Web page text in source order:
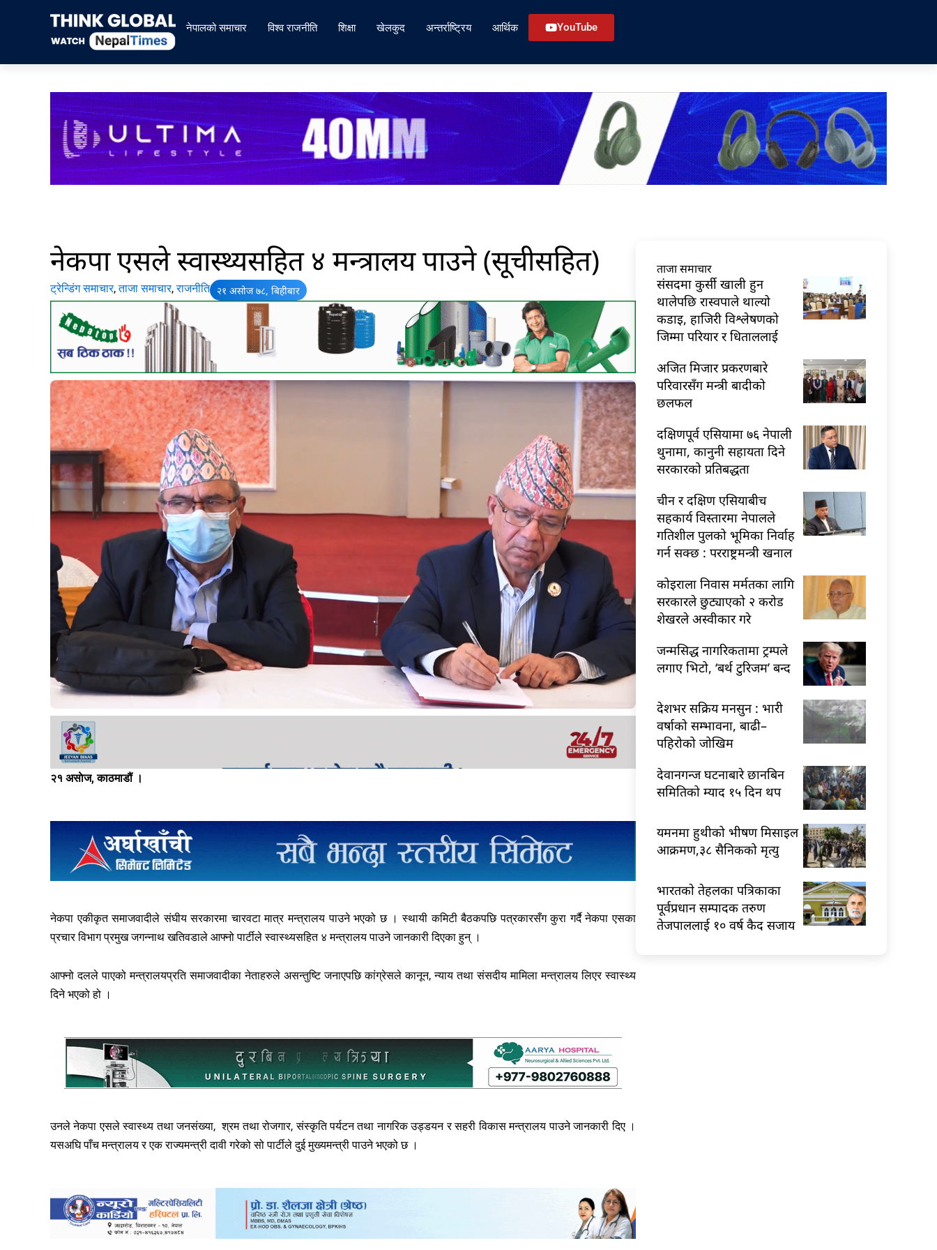
नेपालको समाचार विश्व राजनीति शिक्षा खेलकुद अन्तर्राष्ट्रिय आर्थिक YouTube
नेकपा एसले स्वास्थ्यसहित ४ मन्त्रालय पाउने (सूचीसहित)
ट्रेन्डिंग समाचार,ताजा समाचार,राजनीति २१ असोज ७८, बिहीबार
२१ असाेज, काठमाडौं ।
नेकपा एकीकृत समाजवादीले संघीय सरकारमा चारवटा मात्र मन्त्रालय पाउने भएको छ । स्थायी कमिटी बैठकपछि पत्रकारसँग कुरा गर्दै नेकपा एसका
प्रचार विभाग प्रमुख जगन्नाथ खतिवडाले आफ्नो पार्टीले स्वास्थ्यसहित ४ मन्त्रालय पाउने जानकारी दिएका हुन् ।
आफ्नो दलले पाएको मन्त्रालयप्रति समाजवादीका नेताहरुले असन्तुष्टि जनाएपछि कांग्रेसले कानून, न्याय तथा संसदीय मामिला मन्त्रालय लिएर स्वास्थ्य
दिने भएको हो ।
उनले नेकपा एसले स्वास्थ्य तथा जनसंख्या, श्रम तथा रोजगार, संस्कृति पर्यटन तथा नागरिक उड्डयन र सहरी विकास मन्त्रालय पाउने जानकारी दिए ।
यसअघि पाँच मन्त्रालय र एक राज्यमन्त्री दावी गरेको सो पार्टीले दुई मुख्यमन्त्री पाउने भएको छ ।
ताजा समाचार
संसदमा कुर्सी खाली हुन
थालेपछि रास्वपाले थाल्यो
कडाइ, हाजिरी विश्लेषणको
जिम्मा परियार र धिताललाई
अजित मिजार प्रकरणबारे
परिवारसँग मन्त्री बादीको
छलफल
दक्षिणपूर्व एसियामा ७६ नेपाली
थुनामा, कानुनी सहायता दिने
सरकारको प्रतिबद्धता
चीन र दक्षिण एसियाबीच
सहकार्य विस्तारमा नेपालले
गतिशील पुलको भूमिका निर्वाह
गर्न सक्छ : परराष्ट्रमन्त्री खनाल
कोइराला निवास मर्मतका लागि
सरकारले छुट्याएको २ करोड
शेखरले अस्वीकार गरे
जन्मसिद्ध नागरिकतामा ट्रम्पले
लगाए भिटो, ‘बर्थ टुरिजम’ बन्द
देशभर सक्रिय मनसुन : भारी
वर्षाको सम्भावना, बाढी–
पहिरोको जोखिम
देवानगन्ज घटनाबारे छानबिन
समितिको म्याद १५ दिन थप
यमनमा हुथीको भीषण मिसाइल
आक्रमण,३८ सैनिकको मृत्यु
भारतकाे तेहलका पत्रिकाका
पूर्वप्रधान सम्पादक तरुण
तेजपाललाई १० वर्ष कैद सजाय